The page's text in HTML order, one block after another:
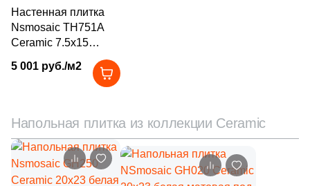
Тема
Кожа (21 )
3D мозаика (17 )
Абстракция ( 6)
Авантюрин (369)
Настенная плитка
Nsmosaic TH751A
Ceramic 7.5x15
моноколор
5 001 руб./м2
Напольная плитка из коллекции Ceramic